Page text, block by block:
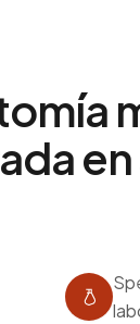
en